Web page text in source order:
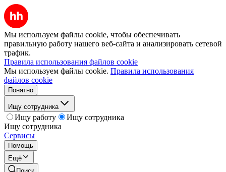
Мы используем файлы cookie, чтобы обеспечивать
правильную работу нашего веб-сайта и анализировать сетевой
трафик.
Правила использования файлов cookie
Мы используем файлы cookie. Правила использования
файлов cookie
Понятно
Ищу сотрудника
Ищу работу
Ищу сотрудника
Ищу сотрудника
Сервисы
Помощь
Ещё